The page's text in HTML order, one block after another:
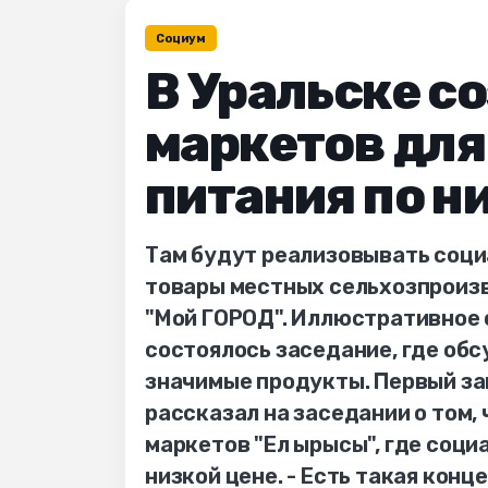
Социум
В Уральске
маркетов
питания по
Там будут реализовывать
товары местных
"Мой ГОРОД". Иллюстративное
состоялось заседание, где
значимые продукты. Первый
рассказал на заседании о
маркетов "Ел ырысы", где
низкой цене. - Есть такая